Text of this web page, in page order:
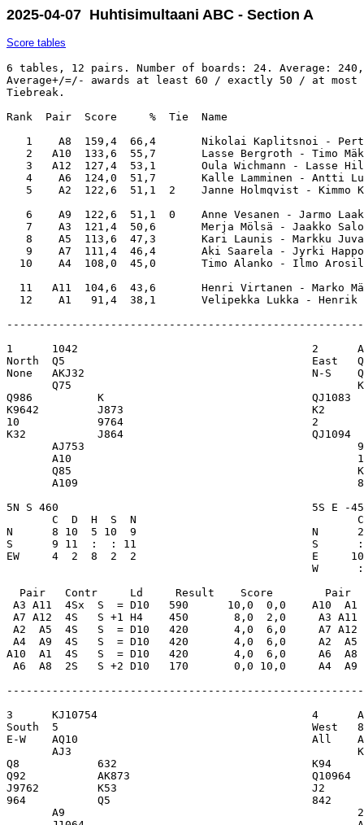
2025-04-07 Huhtisimultaani ABC - Section A
Score tables
6 tables, 12 pairs. Number of boards: 24. Average:
Average+/=/- awards at least 60 / exactly 50 / at most
Tiebreak.
Rank  Pair  Score     %  Tie  Name
1    A8  159,4  66,4       Nikolai Kaplitsnoi -
2   A10  133,6  55,7       Lasse Bergroth - Timo
3   A12  127,4  53,1       Oula Wichmann - Lasse
4    A6  124,0  51,7       Kalle Lamminen - Antti
5    A2  122,6  51,1  2    Janne Holmqvist - Kimmo
6    A9  122,6  51,1  0    Anne Vesanen - Jarmo
7    A3  121,4  50,6       Merja Mölsä - Jaakko
8    A5  113,6  47,3       Kari Launis - Markku
9    A7  111,4  46,4       Aki Saarela - Jyrki
10    A4  108,0  45,0       Timo Alanko - Ilmo
11   A11  104,6  43,6       Henri Virtanen - Marko